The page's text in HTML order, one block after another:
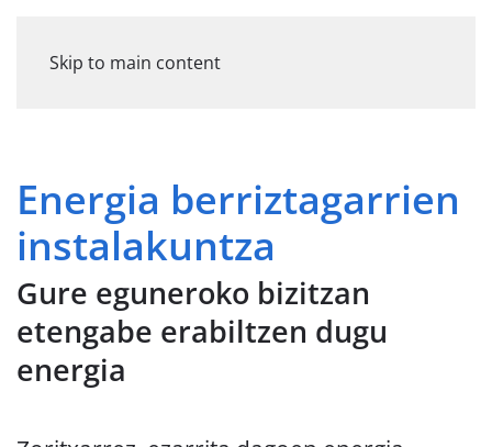
Skip to main content
Energia berriztagarrien
instalakuntza
Gure eguneroko bizitzan
etengabe erabiltzen dugu
energia